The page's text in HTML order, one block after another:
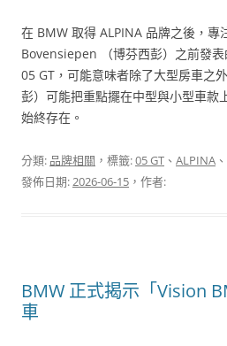
在 BMW 取得 ALPINA 品牌之後，專
Bovensiepen （博芬西彭）之前發
05 GT，可能意味者除了大型房車之
彭）可能把重點擺在中型與小型車款
始終存在。
分類: 品牌相關 ，標籤:05 GT 、 ALPINA 、
發佈日期:2026-06-15 ，作者:
BMW 正式揭示「Vision
車